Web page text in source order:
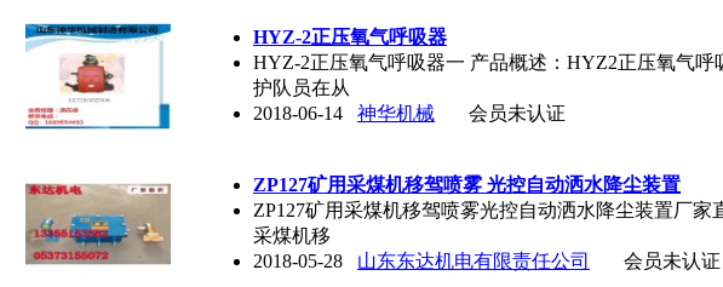
HYZ-2正压氧气呼吸器
HYZ-2正压氧气呼吸器一 产品概述：HYZ2正压氧气
护队员在从
2018-06-14
神华机械 会员未认证
ZP127矿用采煤机移驾喷雾 光控自动洒水降尘装置
ZP127矿用采煤机移驾喷雾光控自动洒水降尘装置厂家
采煤机移
2018-05-28
山东东达机电有限责任公司 会员未认证